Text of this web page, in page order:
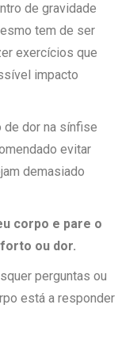
de gravidade
tem de ser
exercícios que
impacto
de dor na sínfise
evitar
demasiado
corpo e pare o
ou dor.
perguntas ou
está a responder